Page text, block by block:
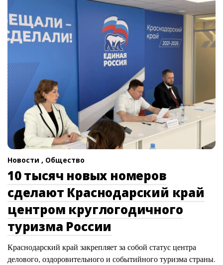
Новости , Общество
10 тысяч новых номеров
сделают Краснодарский край
центром круглогодичного
туризма России
Краснодарский край закрепляет за собой статус центра
делового, оздоровительного и событийного туризма страны.